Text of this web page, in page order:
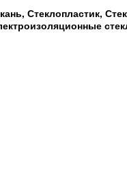
Стеклопластик,